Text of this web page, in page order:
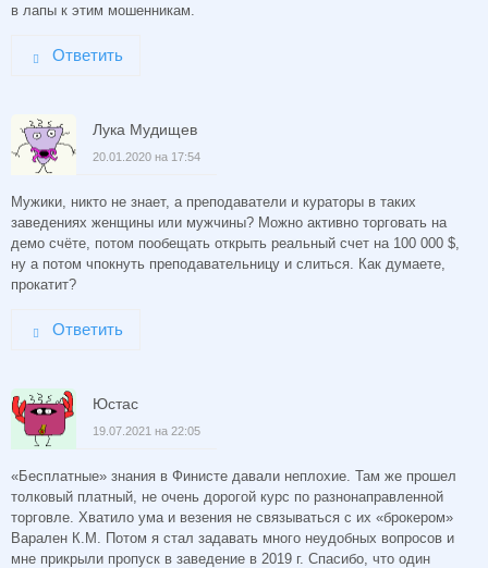
в лапы к этим мошенникам.
Ответить
Лука Мудищев
20.01.2020 на 17:54
Мужики, никто не знает, а преподаватели и кураторы в таких
заведениях женщины или мужчины? Можно активно торговать на
демо счёте, потом пообещать открыть реальный счет на 100 000 $,
ну а потом чпокнуть преподавательницу и слиться. Как думаете,
прокатит?
Ответить
Юстас
19.07.2021 на 22:05
«Бесплатные» знания в Финисте давали неплохие. Там же прошел
толковый платный, не очень дорогой курс по разнонаправленной
торговле. Хватило ума и везения не связываться с их «брокером»
Варален К.М. Потом я стал задавать много неудобных вопросов и
мне прикрыли пропуск в заведение в 2019 г. Спасибо, что один